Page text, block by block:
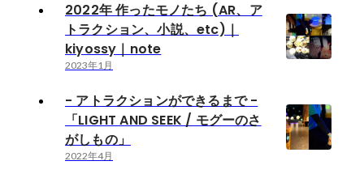
2022年 作ったモノたち (AR、ア
トラクション、小説、etc)｜
kiyossy｜note
2023年1月
- アトラクションができるまで -
「LIGHT AND SEEK / モグーのさ
がしもの」
2022年4月